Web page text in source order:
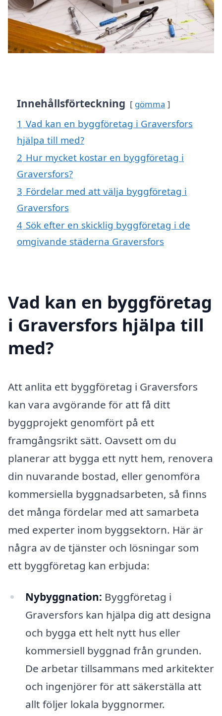
Innehållsförteckning gömma
1 Vad kan en byggföretag i Graversfors
hjälpa till med?
2 Hur mycket kostar en byggföretag i
Graversfors?
3 Fördelar med att välja byggföretag i
Graversfors
4 Sök efter en skicklig byggföretag i de
omgivande städerna Graversfors
Vad kan en byggföretag
i Graversfors hjälpa till
med?
Att anlita ett byggföretag i Graversfors
kan vara avgörande för att få ditt
byggprojekt genomfört på ett
framgångsrikt sätt. Oavsett om du
planerar att bygga ett nytt hem, renovera
din nuvarande bostad, eller genomföra
kommersiella byggnadsarbeten, så finns
det många fördelar med att samarbeta
med experter inom byggsektorn. Här är
några av de tjänster och lösningar som
ett byggföretag kan erbjuda:
Nybyggnation: Byggföretag i
Graversfors kan hjälpa dig att designa
och bygga ett helt nytt hus eller
kommersiell byggnad från grunden.
De arbetar tillsammans med arkitekter
och ingenjörer för att säkerställa att
allt följer lokala byggnormer.